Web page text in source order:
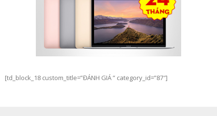
[td_block_18 custom_title=”ĐÁNH GIÁ ” category_id=”87″]